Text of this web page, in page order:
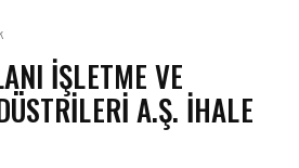
İŞLETME VE
A.Ş. İHALE